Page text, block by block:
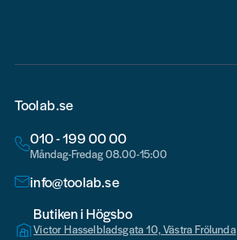
Toolab.se
010 - 199 00 00
Måndag-Fredag 08.00-15:00
info@toolab.se
Butiken i Högsbo
Victor Hasselbladsgata 10, Västra Frölunda